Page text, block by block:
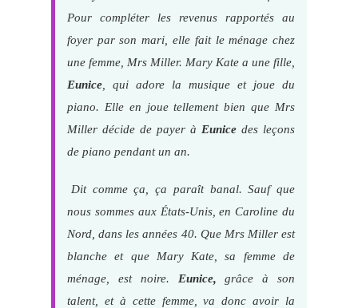
Pour compléter les revenus rapportés au
foyer par son mari, elle fait le ménage chez
une femme, Mrs Miller. Mary Kate a une fille,
Eunice, qui adore la musique et joue du
piano. Elle en joue tellement bien que Mrs
Miller décide de payer à Eunice des leçons
de piano pendant un an.
Dit comme ça, ça paraît banal. Sauf que
nous sommes aux États-Unis, en Caroline du
Nord, dans les années 40. Que Mrs Miller est
blanche et que Mary Kate, sa femme de
ménage, est noire. Eunice,grâce à son
talent, et à cette femme, va donc avoir la